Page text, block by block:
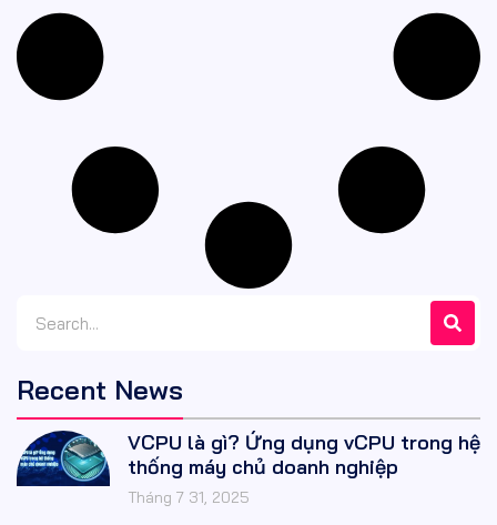
Recent News
VCPU là gì? Ứng dụng vCPU trong hệ
thống máy chủ doanh nghiệp
Tháng 7 31, 2025